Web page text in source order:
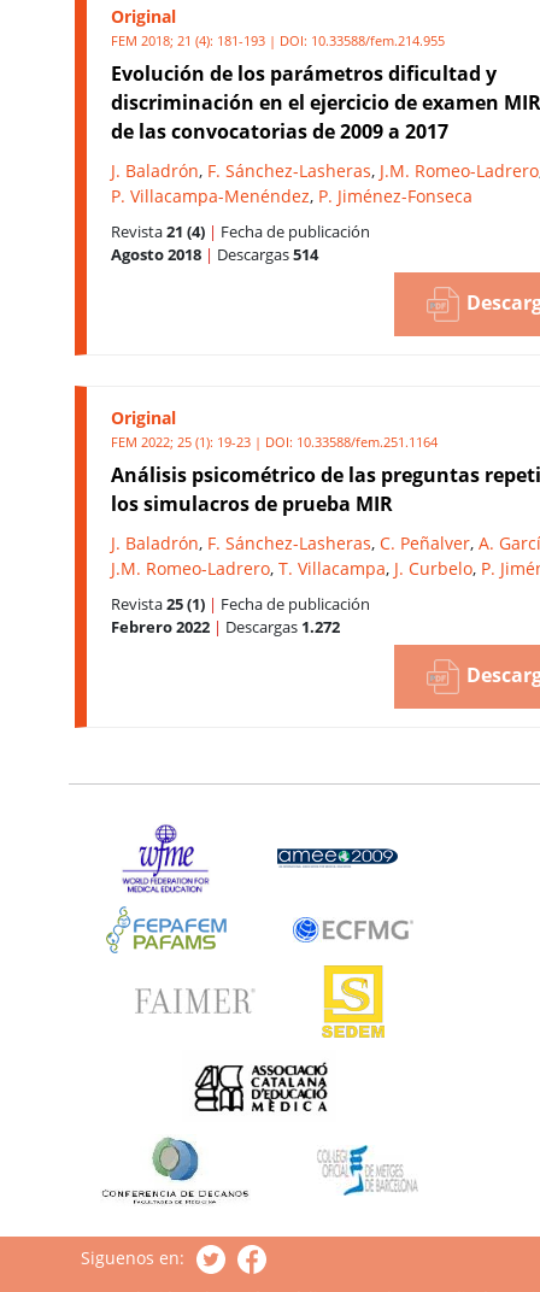
Original
FEM 2018; 21 (4): 181-193 | DOI: 10.33588/fem.214.955
Evolución de los parámetros dificultad y
discriminación en el ejercicio de examen
de las convocatorias de 2009 a 2017
J. Baladrón, F. Sánchez-Lasheras, J.M. Romeo-Ladrero
P. Villacampa-Menéndez, P. Jiménez-Fonseca
Revista21 (4) | Fecha de publicación
Agosto 2018 | Descargas514
Original
FEM 2022; 25 (1): 19-23 | DOI: 10.33588/fem.251.1164
Análisis psicométrico de las preguntas
los simulacros de prueba MIR
J. Baladrón, F. Sánchez-Lasheras, C. Peñalver, A.
J.M. Romeo-Ladrero, T. Villacampa, J. Curbelo, P.
Revista25 (1) | Fecha de publicación
Febrero 2022 | Descargas 1.272
Siguenos en: